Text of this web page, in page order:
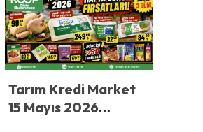
Tarım Kredi Market
15 Mayıs 2026